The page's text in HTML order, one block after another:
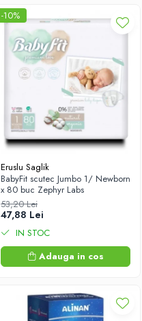
-10%
Eruslu Saglik
BabyFit scutec Jumbo 1/ Newborn
x 80 buc Zephyr Labs
53,20 Lei
47,88 Lei
IN STOC
Adauga in cos